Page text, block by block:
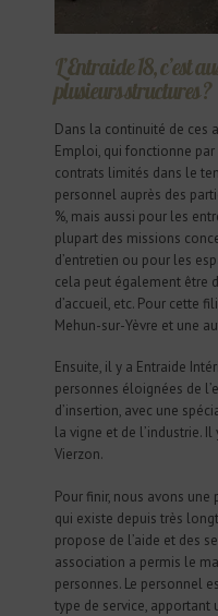
L’Entraide 18, c’est
plusieurs structures ?
Dans la continuité de ces
Emploi, qui fonctionne par
contrats limités dans le
personnel auprès des
%, mais aussi pour les
plupart des missions
d’entretien ou pour les
cela peut également être
d’accueil, etc. Pour cette
Mehun-sur-Yèvre et une
Ensuite, il y a Entraide
personnes éloignées de
d’insertion, avec une
la vigne et de l’industrie.
Vierzon.
Pour finir, nous avons
qui existe depuis très
propose de l’aide et des
association a permis le
personnes. Le personnel
type de service, apportant